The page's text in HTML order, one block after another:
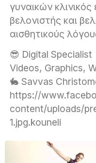
γυναικών
βελονιστής και
αισθητικούς
😎 Digital Specialist
Videos, Graphics,
🐇 Savvas
https://
content/uploads/
1.jpg.kouneli